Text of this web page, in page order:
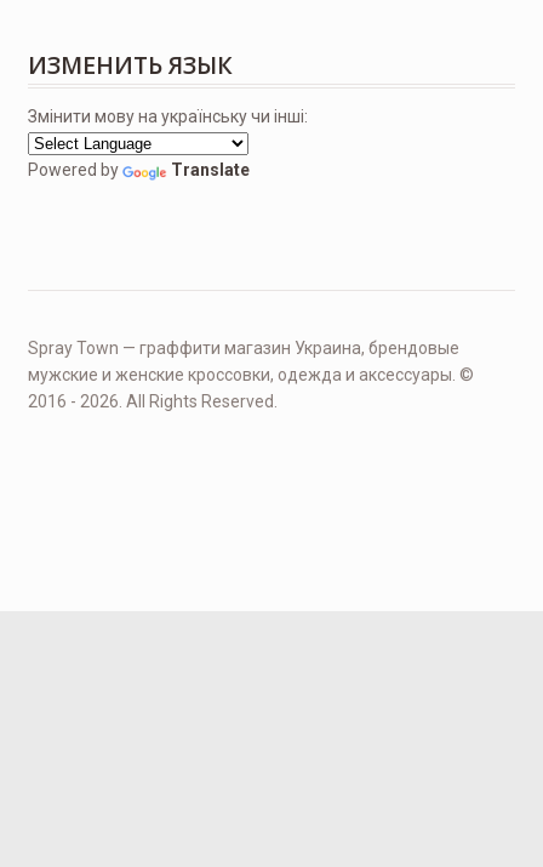
ИЗМЕНИТЬ ЯЗЫК
Змінити мову на українську чи інші:
Powered by Translate
Spray Town — граффити магазин Украина, брендовые
мужские и женские кроссовки, одежда и аксессуары. ©
2016 - 2026. All Rights Reserved.